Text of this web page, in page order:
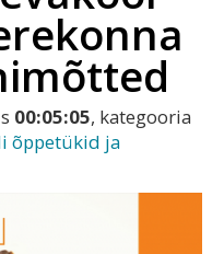
Logi sisse või registreeru
00:05:05, kategooria
õppetükid ja